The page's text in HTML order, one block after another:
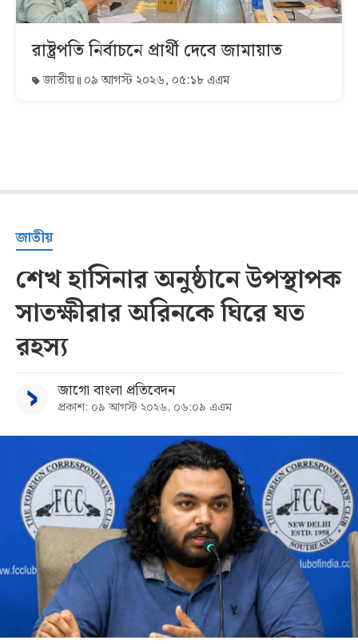
রাষ্ট্রপতি নির্বাচনে প্রার্থী দেবে জামায়াত
জাতীয় ০৯ আগস্ট ২০২৬, ০৫:১৮ এএম
জাতীয়
শেখ হাসিনার অনুষ্ঠানে উপস্থাপক
সাতক্ষীরার অরিনকে ঘিরে যত
রহস্য
জাগো বাংলা প্রতিবেদন
প্রকাশ: ০৯ আগস্ট ২০২৬, ০৬:০৯ এএম